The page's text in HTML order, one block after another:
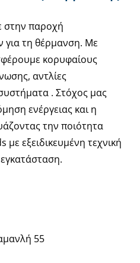
55
στην παροχή
τη θέρμανση. Με
κορυφαίους
αντλίες
. Στόχος μας
ενέργειας και η
την ποιότητα
εξειδικευμένη τεχνική